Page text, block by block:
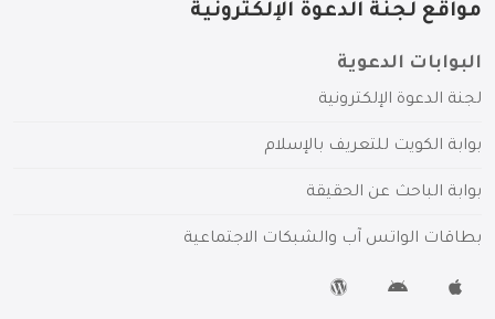
مواقع لجنة الدعوة الإلكترونية
البوابات الدعوية
لجنة الدعوة الإلكترونية
بوابة الكويت للتعريف بالإسلام
بوابة الباحث عن الحقيقة
بطاقات الواتس آب والشبكات الاجتماعية